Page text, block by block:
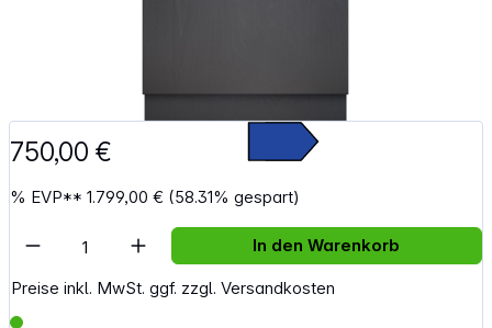
750,00 €
% EVP**1.799,00 € (58.31% gespart)
Preise inkl. MwSt. ggf. zzgl. Versandkosten
Artikel Anzahl: Gib den gewünschten
In den Warenkorb